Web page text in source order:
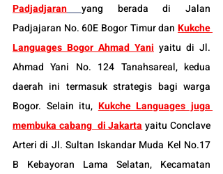
Padjadjaran
yang berada di Jalan
Padjajaran No. 60E Bogor Timur dan Kukche
Languages Bogor Ahmad Yani yaitu di Jl.
Ahmad Yani No. 124 Tanahsareal, kedua
daerah ini termasuk strategis bagi warga
Bogor. Selain itu, Kukche Languages juga
membuka cabang  di Jakarta yaitu Conclave
Arteri di Jl. Sultan Iskandar Muda Kel No.17
B Kebayoran Lama Selatan, Kecamatan